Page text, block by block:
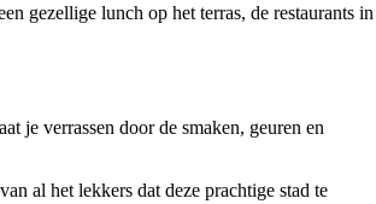
gezellige lunch op het terras, de restaurants in
je verrassen door de smaken, geuren en
al het lekkers dat deze prachtige stad te